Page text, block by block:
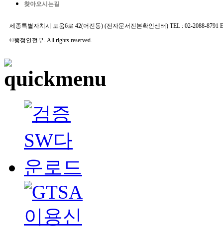
찾아오시는길
세종특별자치시 도움6로 42(어진동) (전자문서진본확인센터) TEL : 02-2088-8791
©행정안전부. All rights reserved.